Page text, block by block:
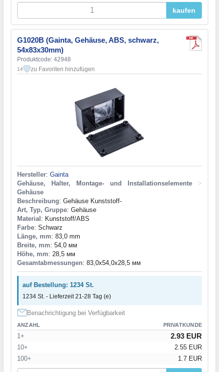
kaufen
G1020B (Gainta, Gehäuse, ABS, schwarz,
54x83x30mm)
Produktcode: 42948
14 zu Favoriten hinzufügen
Hersteller: Gainta
Gehäuse, Halter, Montage- und Installationselemente
>
Gehäuse
Beschreibung: Gehäuse Kunststoff-
Art, Typ, Gruppe: Gehäuse
Material : Kunststoff/ABS
Farbe: Schwarz
Länge, mm: 83,0 mm
Breite, mm: 54,0 мм
Höhe, mm: 28,5 мм
Gesamtabmessungen: 83,0x54,0x28,5 мм
auf Bestellung: 1234 St.
1234 St. - Lieferzeit 21-28 Tag (e)
Benachrichtigung bei Verfügbarkeit
ANZAHL PRIVATKUNDE
1+ 2.93 EUR
10+
2.55 EUR
100+
1.7 EUR